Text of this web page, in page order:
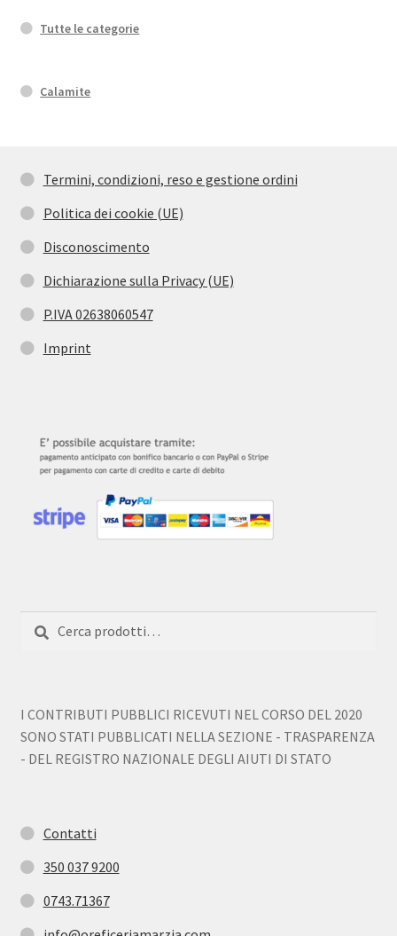
Tutte le categorie
Calamite
Termini, condizioni, reso e gestione ordini
Politica dei cookie (UE)
Disconoscimento
Dichiarazione sulla Privacy (UE)
P.IVA 02638060547
Imprint
Cerca:
Cerca
I CONTRIBUTI PUBBLICI RICEVUTI NEL CORSO DEL 2020
SONO STATI PUBBLICATI NELLA SEZIONE - TRASPARENZA
- DEL REGISTRO NAZIONALE DEGLI AIUTI DI STATO
Contatti
350 037 9200
0743.71367